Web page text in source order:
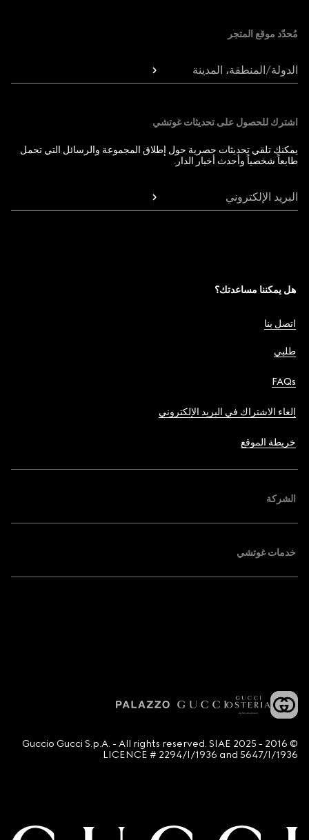
مُحدّد موقع المتجر
الدولة/المنطقة، المدينة
اشترك للحصول على تحديثات غوتشي
يمكنك تلقي تحديثات حصرية حول إطلاق المجموعة والرسائل التي تحمل
طابعاً شخصياً وأحدث أخبار الدار.
البريد الإلكتروني
هل يمكننا مساعدتك؟
اتصل بنا
طلبي
FAQs
إلغاء الاشتراك في البريد الإلكتروني
خريطة الموقع
الشركة
خدمات غوتشي
© 2016 - 2025 Guccio Gucci S.p.A. - All rights reserved. SIAE
LICENCE # 2294/I/1936 and 5647/I/1936